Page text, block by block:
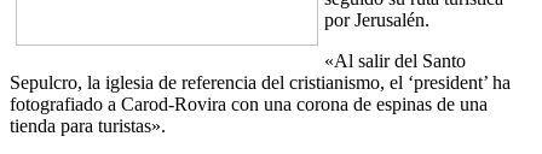
por Jerusalén.
«Al salir del Santo
Sepulcro, la iglesia de referencia del cristianismo, el ‘president’ ha
fotografiado a Carod-Rovira con una corona de espinas de una
tienda para turistas».